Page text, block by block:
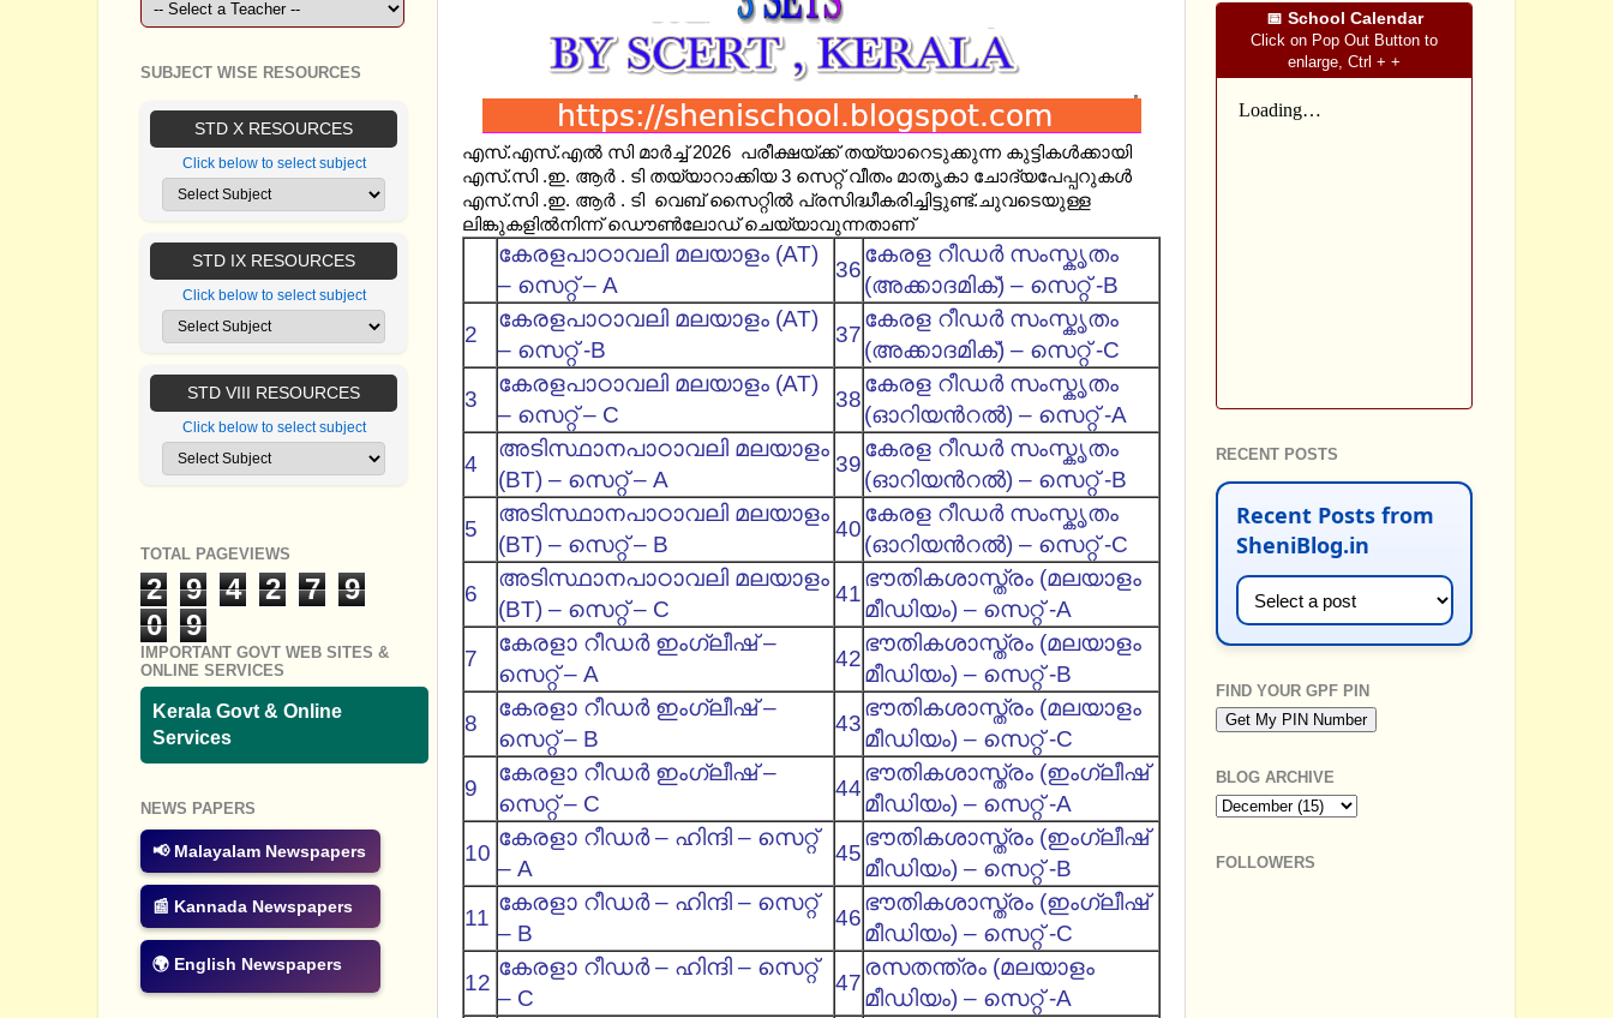
എസ്.എസ്.എല്‍ സി മാര്‍ച്ച് 2026 പരീക്ഷയ്ക്ക് തയ്യാറെടുക്കുന്ന കുട്ടികള്‍ക്കായി
എസ്.സി .ഇ. ആര്‍ . ടി തയ്യാറാക്കിയ 3 സെറ്റ് വീതം മാതൃകാ ചോദ്യപേപ്പറുകള്‍
എസ്.സി .ഇ. ആര്‍ . ടി വെബ് സൈറ്റില്‍ പ്രസിദ്ധീകരിച്ചിട്ടുണ്ട്.ചുവടെയുള്ള
ലിങ്കുകളില്‍നിന്ന് ഡൌണ്‍ലോഡ് ചെയ്യാവുന്നതാണ്
കേരളപാഠാവലി മലയാളം (AT)
– സെറ്റ് – A
36
കേരള റീഡര്‍ സംസ്കൃതം
(അക്കാദമിക്) – സെറ്റ് -B
2
കേരളപാഠാവലി മലയാളം (AT)
– സെറ്റ് -B
37
കേരള റീഡര്‍ സംസ്കൃതം
(അക്കാദമിക്) – സെറ്റ് -C
3
കേരളപാഠാവലി മലയാളം (AT)
– സെറ്റ് – C
38
കേരള റീഡര്‍ സംസ്കൃതം
(ഓറിയന്‍റല്‍) – സെറ്റ് -A
4
അടിസ്ഥാനപാഠാവലി മലയാളം
(BT) – സെറ്റ് – A
39
കേരള റീഡര്‍ സംസ്കൃതം
(ഓറിയന്‍റല്‍) – സെറ്റ് -B
5
അടിസ്ഥാനപാഠാവലി മലയാളം
(BT) – സെറ്റ് – B
40
കേരള റീഡര്‍ സംസ്കൃതം
(ഓറിയന്‍റല്‍) – സെറ്റ് -C
6
അടിസ്ഥാനപാഠാവലി മലയാളം
(BT) – സെറ്റ് – C
41
ഭൗതികശാസ്ത്രം (മലയാളം
മീഡിയം) – സെറ്റ് -A
7
കേരളാ റീഡര്‍ ഇംഗ്ലീഷ് –
സെറ്റ് – A
42
ഭൗതികശാസ്ത്രം (മലയാളം
മീഡിയം) – സെറ്റ് -B
8
കേരളാ റീഡര്‍ ഇംഗ്ലീഷ് –
സെറ്റ് – B
43
ഭൗതികശാസ്ത്രം (മലയാളം
മീഡിയം) – സെറ്റ് -C
9
കേരളാ റീഡര്‍ ഇംഗ്ലീഷ് –
സെറ്റ് – C
44
ഭൗതികശാസ്ത്രം (ഇംഗ്ലീഷ്
മീഡിയം) – സെറ്റ് -A
10
കേരളാ റീഡര്‍ – ഹിന്ദി – സെറ്റ്
– A
45
ഭൗതികശാസ്ത്രം (ഇംഗ്ലീഷ്
മീഡിയം) – സെറ്റ് -B
11
കേരളാ റീഡര്‍ – ഹിന്ദി – സെറ്റ്
– B
46
ഭൗതികശാസ്ത്രം (ഇംഗ്ലീഷ്
മീഡിയം) – സെറ്റ് -C
12
കേരളാ റീഡര്‍ – ഹിന്ദി – സെറ്റ്
– C
47
രസതന്ത്രം (മലയാളം
മീഡിയം) – സെറ്റ് -A
SUBJECT WISE RESOURCES
STD X RESOURCES
Click below to select subject
STD IX RESOURCES
Click below to select subject
STD VIII RESOURCES
Click below to select subject
TOTAL PAGEVIEWS
2 9 4 2 7
9
0
9
IMPORTANT GOVT WEB SITES &
ONLINE SERVICES
Kerala Govt & Online
Services
NEWS PAPERS
📢 Malayalam Newspapers
📰 Kannada Newspapers
🌍 English Newspapers
📅 School Calendar
Click on Pop Out Button to
enlarge, Ctrl + +
RECENT POSTS
Recent Posts from
SheniBlog.in
FIND YOUR GPF PIN
BLOG ARCHIVE
FOLLOWERS